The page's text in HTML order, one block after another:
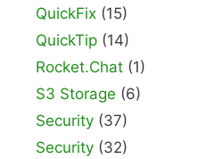
QuickFix (15)
QuickTip (14)
Rocket.Chat (1)
S3 Storage (6)
Security (37)
Security (32)